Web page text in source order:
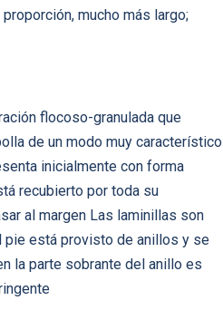
mucho más largo;
flocoso-granulada que
de un modo muy característico
inicialmente con forma
recubierto por toda su
al margen Las laminillas son
pie está provisto de anillos y se
la parte sobrante del anillo es